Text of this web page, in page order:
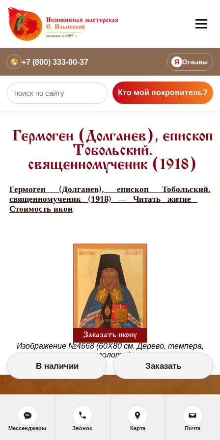
+7 (800) 333-00-37 Я Отзывы
Кто мой покровитель?
Гермоген (Долганев), епископ
Тобольский.
священномученик (1918)
Гермоген (Долганев), епископ Тобольский.
священномученик (1918) — Читать житие
Стоимость икон
Заказать икону
Изображение №4668 (60Х80 см. Дерево, темпера,
позолота.)
В наличии Заказать
Мессенджеры Звонок Карта Почта